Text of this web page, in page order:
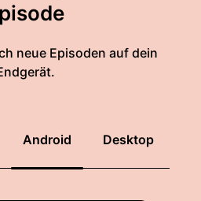
neue Episoden auf dein
Android Desktop